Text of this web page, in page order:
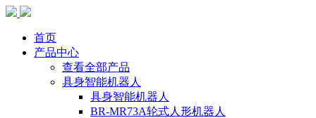
首页
产品中心
查看全部产品
具身智能机器人
具身智能机器人
BR-MR73A轮式人形机器人